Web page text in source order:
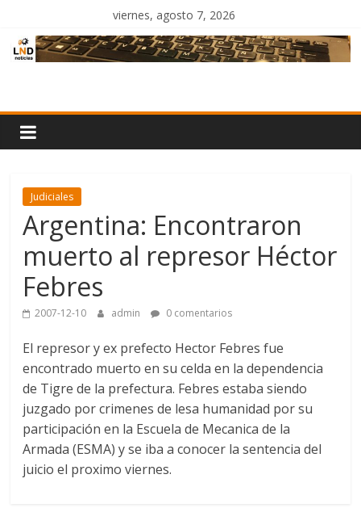
contenido
viernes, agosto 7, 2026
Noticias
Judiciales
Argentina: Encontraron
muerto al represor Héctor
Febres
2007-12-10 admin 0 comentarios
El represor y ex prefecto Hector Febres fue
encontrado muerto en su celda en la dependencia
de Tigre de la prefectura. Febres estaba siendo
juzgado por crimenes de lesa humanidad por su
participación en la Escuela de Mecanica de la
Armada (ESMA) y se iba a conocer la sentencia del
juicio el proximo viernes.